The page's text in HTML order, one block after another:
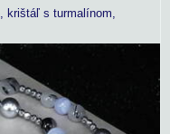
krištáľ s turmalínom,